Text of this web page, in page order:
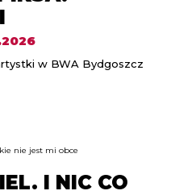
w BWA Bydgoszcz
I NIC CO